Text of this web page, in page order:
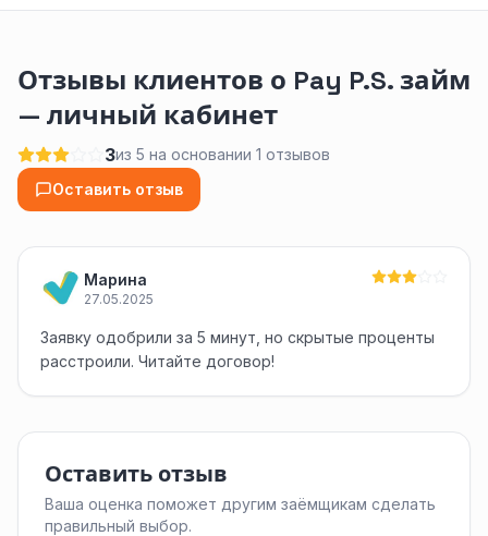
Отзывы клиентов о Pay P.S. займ
— личный кабинет
3из 5 на основании 1 отзывов
Оставить отзыв
Марина
27.05.2025
Заявку одобрили за 5 минут, но скрытые проценты
расстроили. Читайте договор!
Оставить отзыв
Ваша оценка поможет другим заёмщикам сделать
правильный выбор.